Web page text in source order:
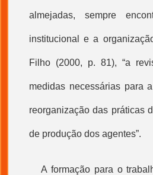
almejadas, sempre
institucional e a
Filho (2000, p. 81), “a
medidas necessárias para
reorganização das práticas
de produção dos agentes”.
A formação para o